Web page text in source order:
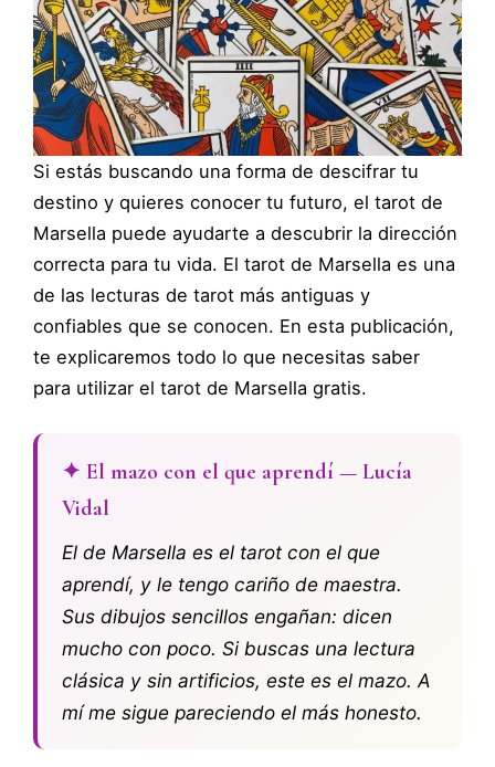
‍Si estás buscando una forma de descifrar tu
destino y quieres conocer tu futuro, el tarot de
Marsella puede ayudarte a descubrir la dirección
correcta para tu vida. El tarot de Marsella es una
de las lecturas de tarot más antiguas y
confiables que se conocen. En esta publicación,
te explicaremos todo lo que necesitas saber
para utilizar el tarot de Marsella gratis.
✦ El mazo con el que aprendí — Lucía
Vidal
El de Marsella es el tarot con el que
aprendí, y le tengo cariño de maestra.
Sus dibujos sencillos engañan: dicen
mucho con poco. Si buscas una lectura
clásica y sin artificios, este es el mazo. A
mí me sigue pareciendo el más honesto.